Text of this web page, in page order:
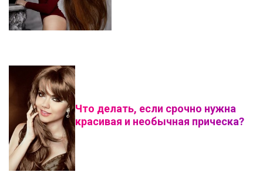
Что делать, если срочно нужна
красивая и необычная прическа?